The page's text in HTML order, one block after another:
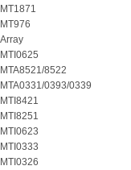
MT1871
MT976
Array
MTI0625
MTA8521/8522
MTA0331/0393/0339
MTI8421
MTI8251
MTI0623
MTI0333
MTI0326